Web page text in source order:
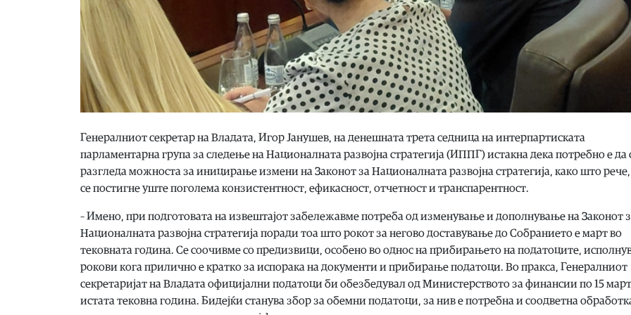
Генералниот секретар на Владата, Игор Јанушев, на денешната трета седница на интерпартиската
парламентарна група за следење на Националната развојна стратегија (ИППГ) истакна дека потребно е да
разгледа можноста за иницирање измени на Законот за Националната развојна стратегија, како што рече,
се постигне уште поголема конзистентност, ефикасност, отчетност и транспарентност.
– Имено, при подготовата на извештајот забележавме потреба од изменување и дополнување на Законот
Националната развојна стратегија поради тоа што рокот за негово доставување до Собранието е март во
тековната година. Се соочивме со предизвици, особено во однос на прибирањето на податоците,
рокови кога прилично е кратко за испорака на документи и прибирање податоци. Во пракса, Генералниот
секретаријат на Владата официјални податоци би обезбедувал од Министерството за финансии по 15
истата тековна година. Бидејќи станува збор за обемни податоци, за нив е потребна и соодветна